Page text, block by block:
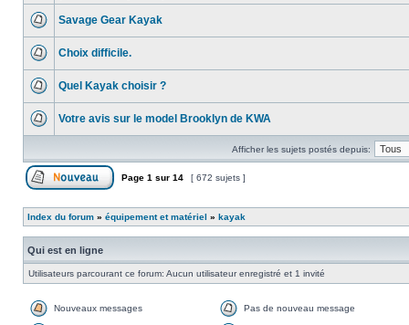
Savage Gear Kayak
Choix difficile.
Quel Kayak choisir ?
Votre avis sur le model Brooklyn de KWA
Afficher les sujets postés depuis:
Page 1 sur 14 [ 672 sujets ]
Index du forum » équipement et matériel » kayak
Qui est en ligne
Utilisateurs parcourant ce forum: Aucun utilisateur enregistré et 1 invité
Nouveaux messages Pas de nouveau message